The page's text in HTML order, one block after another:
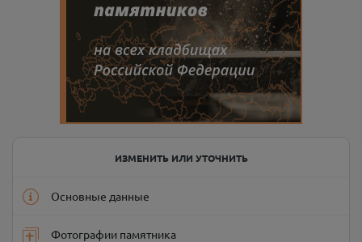
ИЗМЕНИТЬ ИЛИ УТОЧНИТЬ
Основные данные
Фотографии памятника